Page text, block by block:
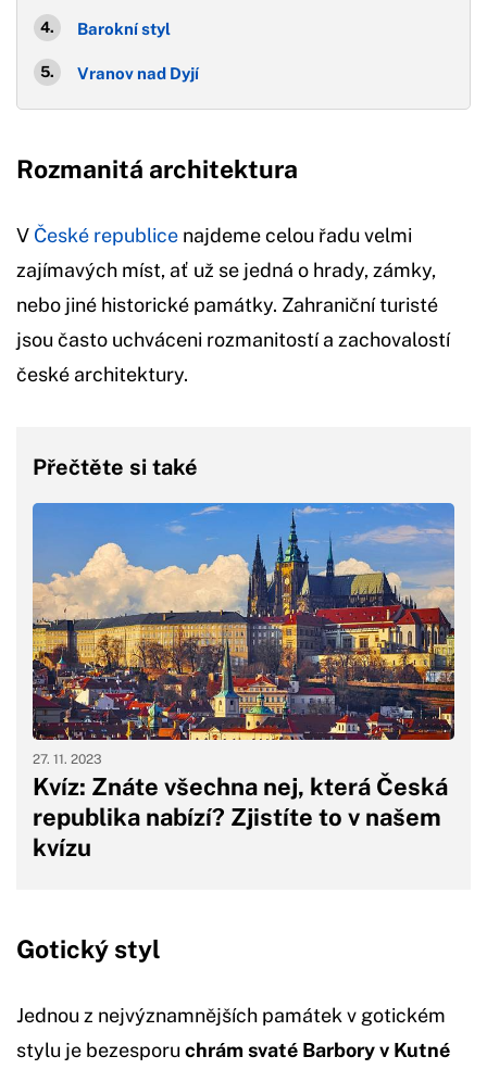
Barokní styl
Vranov nad Dyjí
Rozmanitá architektura
V České republice najdeme celou řadu velmi
zajímavých míst, ať už se jedná o hrady, zámky,
nebo jiné historické památky. Zahraniční turisté
jsou často uchváceni rozmanitostí a zachovalostí
české architektury.
Přečtěte si také
Kvíz: Znáte všechna nej, která Česká
republika nabízí? Zjistíte to v našem
kvízu
27. 11. 2023
Gotický styl
Jednou z nejvýznamnějších památek v gotickém
stylu je bezesporu chrám svaté Barbory v Kutné